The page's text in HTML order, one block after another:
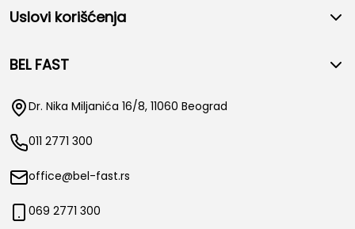
Uslovi korišćenja
BEL FAST
Dr. Nika Miljanića 16/8, 11060 Beograd
011 2771 300
office@bel-fast.rs
069 2771 300